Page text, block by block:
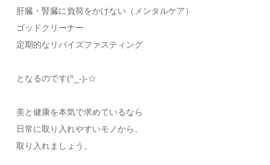
肝臓・腎臓に負荷をかけない（メンタルケア）
ゴッドクリーナー
定期的なリバイズファスティング
となるのです(^_-)-☆
美と健康を本気で求めているなら
日常に取り入れやすいモノから、
取り入れましょう。